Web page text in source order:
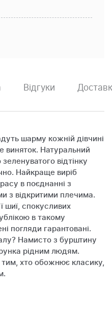
Відгуки
шарму кожній дівчині
виняток. Натуральний
відтінку
Найкраще виріб
в поєднанні з
з відкритими плечима.
шиї, спокусливих
в такому
погляди гарантовані.
Намисто з бурштину
рідним людям.
хто обожнює класику,